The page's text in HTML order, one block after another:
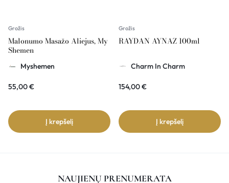
Grožis
Malonumo Masažo Aliejus, My
Shemen
Myshemen
55,00€
Į krepšelį
Grožis
RAYDAN AYNAZ 100ml
Charm In Charm
154,00€
Į krepšelį
NAUJIENŲ PRENUMERATA